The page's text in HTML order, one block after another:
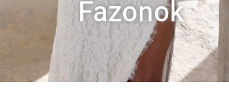
Fazonok